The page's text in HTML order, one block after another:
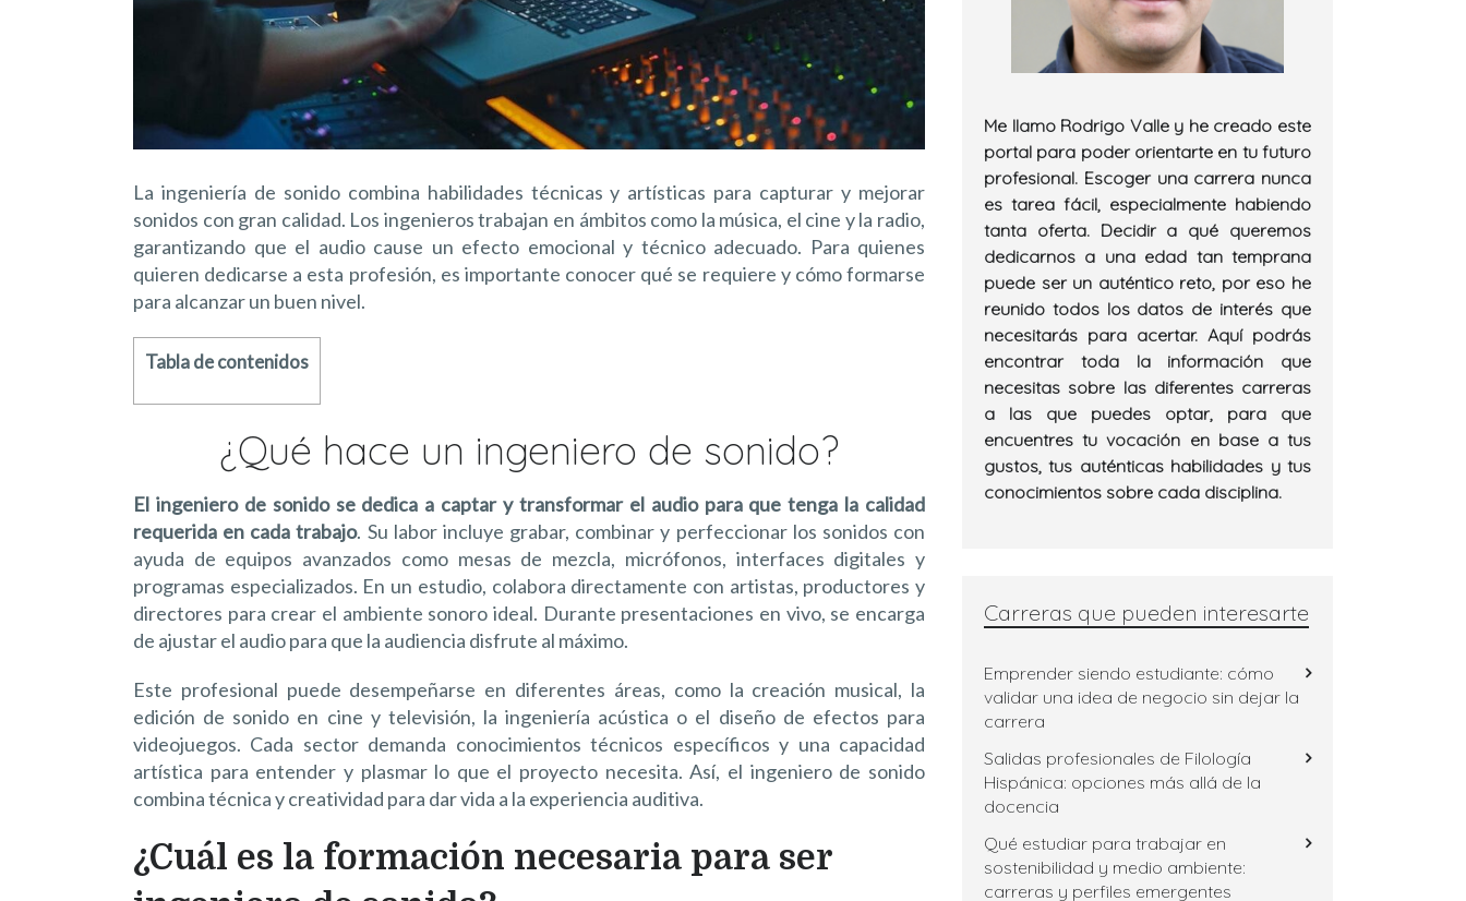
La ingeniería de sonido combina habilidades técnicas y artísticas para capturar y mejorar
sonidos con gran calidad. Los ingenieros trabajan en ámbitos como la música, el cine y la radio,
garantizando que el audio cause un efecto emocional y técnico adecuado. Para quienes
quieren dedicarse a esta profesión, es importante conocer qué se requiere y cómo formarse
para alcanzar un buen nivel.
Tabla de contenidos
¿Qué hace un ingeniero de sonido?
El ingeniero de sonido se dedica a captar y transformar el audio para que tenga la calidad
requerida en cada trabajo. Su labor incluye grabar, combinar y perfeccionar los sonidos con
ayuda de equipos avanzados como mesas de mezcla, micrófonos, interfaces digitales y
programas especializados. En un estudio, colabora directamente con artistas, productores y
directores para crear el ambiente sonoro ideal. Durante presentaciones en vivo, se encarga
de ajustar el audio para que la audiencia disfrute al máximo.
Este profesional puede desempeñarse en diferentes áreas, como la creación musical, la
edición de sonido en cine y televisión, la ingeniería acústica o el diseño de efectos para
videojuegos. Cada sector demanda conocimientos técnicos específicos y una capacidad
artística para entender y plasmar lo que el proyecto necesita. Así, el ingeniero de sonido
combina técnica y creatividad para dar vida a la experiencia auditiva.
¿Cuál es la formación necesaria para ser
Me llamo Rodrigo Valle y he creado este
portal para poder orientarte en tu futuro
profesional. Escoger una carrera nunca
es tarea fácil, especialmente habiendo
tanta oferta. Decidir a qué queremos
dedicarnos a una edad tan temprana
puede ser un auténtico reto, por eso he
reunido todos los datos de interés que
necesitarás para acertar. Aquí podrás
encontrar toda la información que
necesitas sobre las diferentes carreras
a las que puedes optar, para que
encuentres tu vocación en base a tus
gustos, tus auténticas habilidades y tus
conocimientos sobre cada disciplina.
Carreras que pueden interesarte
Emprender siendo estudiante: cómo
validar una idea de negocio sin dejar la
carrera
Salidas profesionales de Filología
Hispánica: opciones más allá de la
docencia
Qué estudiar para trabajar en
sostenibilidad y medio ambiente:
carreras y perfiles emergentes